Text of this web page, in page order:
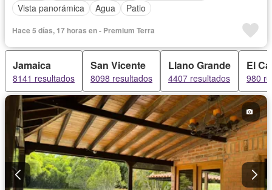
Vista panorámica
Agua Patio
Hace 5 días, 17 horas en - Premium Terra
Jamaica
8141 resultados
San Vicente
8098 resultados
Llano Grande
4407 resultados
El
980